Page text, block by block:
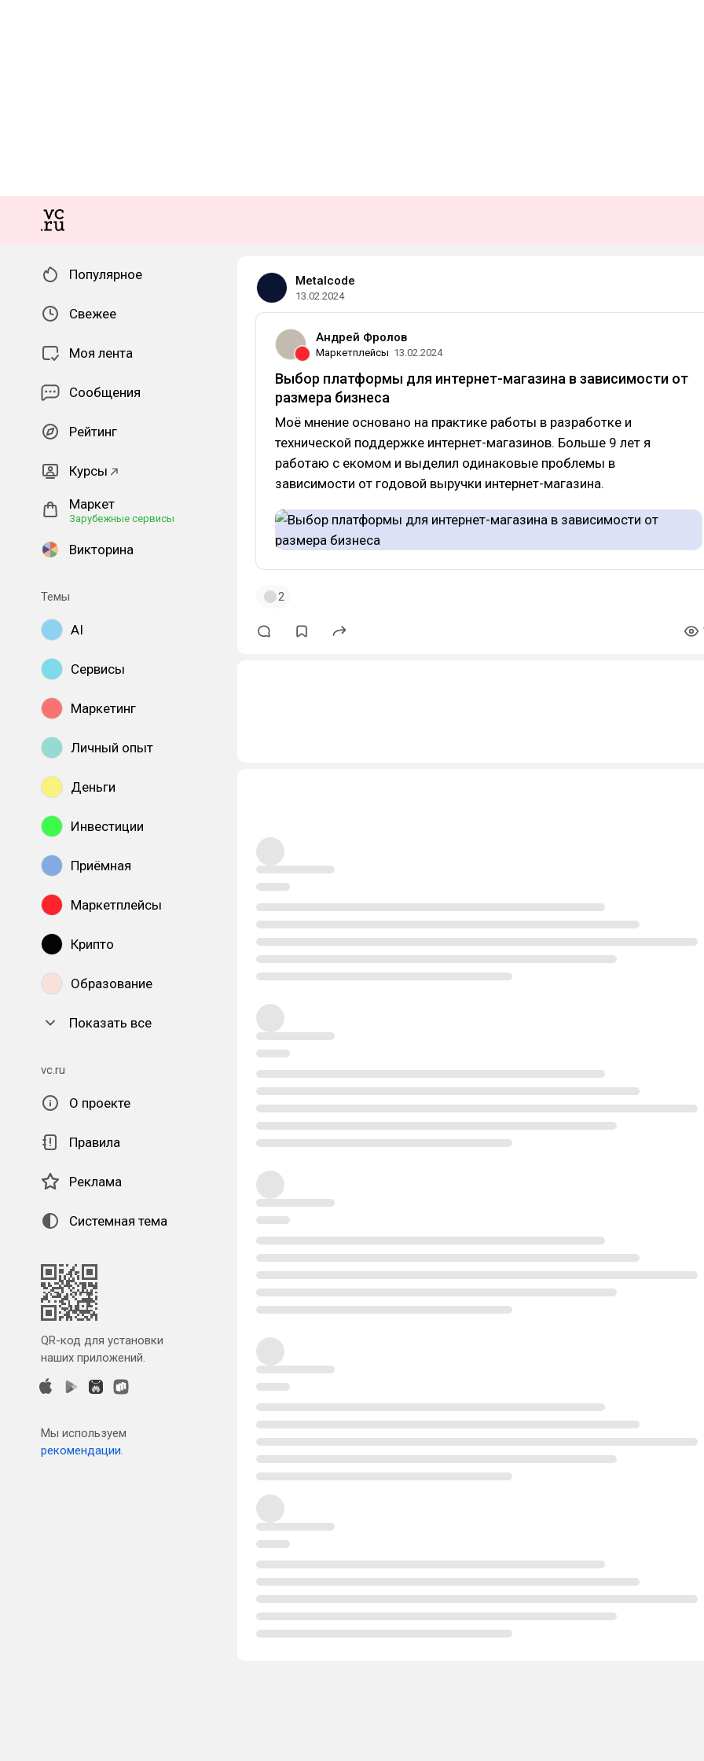
Популярное
Свежее
Моя лента
Сообщения
Рейтинг
Курсы
Маркет
Зарубежные сервисы
Викторина
Темы
AI
Сервисы
Маркетинг
Личный опыт
Деньги
Инвестиции
Приёмная
Маркетплейсы
Крипто
Образование
Показать все
vc.ru
О проекте
Правила
Реклама
Системная тема
QR-код для установки
наших приложений.
Мы используем
рекомендации.
Metalcode
13.02.2024
Андрей Фролов
Маркетплейсы 13.02.2024
Выбор платформы для интернет-магазина в зависимости от
размера бизнеса
Моё мнение основано на практике работы в разработке и
технической поддержке интернет-магазинов. Больше 9 лет я
работаю с екомом и выделил одинаковые проблемы в
зависимости от годовой выручки интернет-магазина.
2